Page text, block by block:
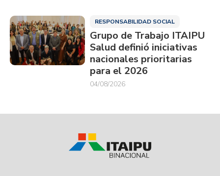
RESPONSABILIDAD SOCIAL
Grupo de Trabajo ITAIPU
Salud definió iniciativas
nacionales prioritarias
para el 2026
04/08/2026